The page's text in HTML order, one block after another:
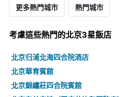
更多熱門城市 熱門城市
考慮這些熱門的北京3星​飯店
北京归浦北海四合院酒店
北京華育賓館
北京錦繡莊四合院賓館